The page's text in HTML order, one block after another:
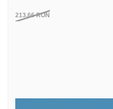
213,66RON